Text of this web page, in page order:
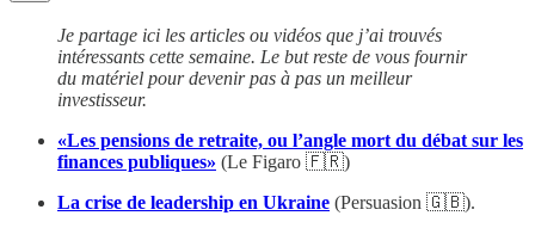
Je partage ici les articles ou vidéos que j’ai trouvés
intéressants cette semaine. Le but reste de vous fournir
du matériel pour devenir pas à pas un meilleur
investisseur.
«Les pensions de retraite, ou l’angle mort du débat sur les
finances publiques» (Le Figaro 🇫🇷)
La crise de leadership en Ukraine (Persuasion 🇬🇧).